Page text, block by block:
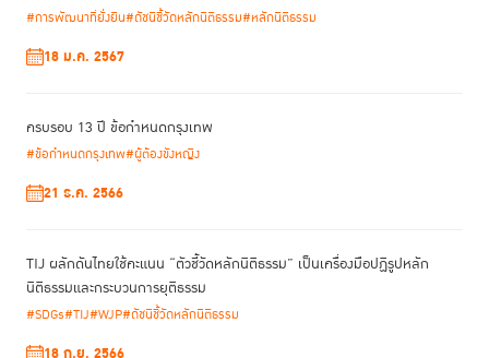
อีกทั้งเสริมด้วยว่า หวังว่าการผลักดันการใช้มาตรการที่มิใช่การคุมขังที่ตอบ
สนองต่อเพศภาวะในประเทศไทยจะช่วยลดการนำกฎหมายอาญามาใช้กับความ
ผิดของผู้หญิงที่มีปัญหาติดสารเสพติด ผู้หญิงที่กระทำผิดในคดียาเสพติดที่ไม่
ร้ายแรง และความผิดของผู้หญิงในด้านที่เกี่ยวกับพฤติกรรมทางเพศและภาวะ
#การพัฒนาที่ยั่งยืน#ดัชนีชี้วัดหลักนิติธรรม#หลักนิติธรรม
18 ม.ค. 2567
ครบรอบ 13 ปี ข้อกำหนดกรุงเทพ
#ข้อกำหนดกรุงเทพ#ผู้ต้องขังหญิง
21 ธ.ค. 2566
TIJ ผลักดันไทยใช้คะแนน “ตัวชี้วัดหลักนิติธรรม” เป็นเครื่องมือปฏิรูปหลัก
นิติธรรมและกระบวนการยุติธรรม
#SDGs#TIJ#WJP#ดัชนีชี้วัดหลักนิติธรรม